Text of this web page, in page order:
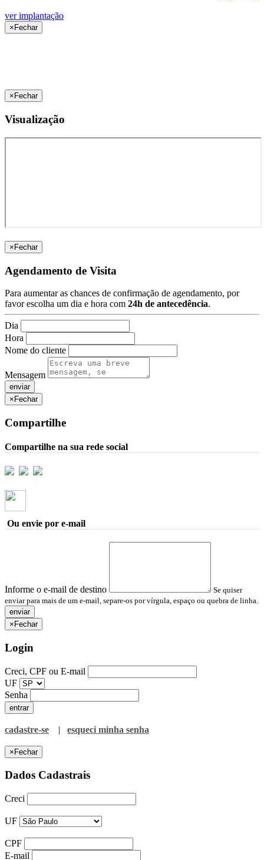
ver implantação
× Fechar
× Fechar
Visualização
× Fechar
Agendamento de Visita
Para aumentar as chances de confirmação de agendamento, por
favor escolha um dia e hora com 24h de antecedência.
Dia
Hora
Nome do cliente
Mensagem
× Fechar
Compartilhe
Compartilhe na sua rede social
Ou envie por e-mail
Informe o e-mail de destino
Se quiser
enviar para mais de um e-mail, separe-os por vírgula, espaço ou quebra de linha.
× Fechar
Login
Creci, CPF ou E-mail
UF
Senha
cadastre-se | esqueci minha senha
×Fechar
Dados Cadastrais
Creci
UF
CPF
E-mail